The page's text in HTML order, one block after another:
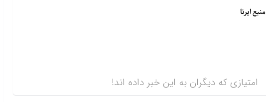
منبعایرنا
امتیازی که دیگران به این خبر داده اند!